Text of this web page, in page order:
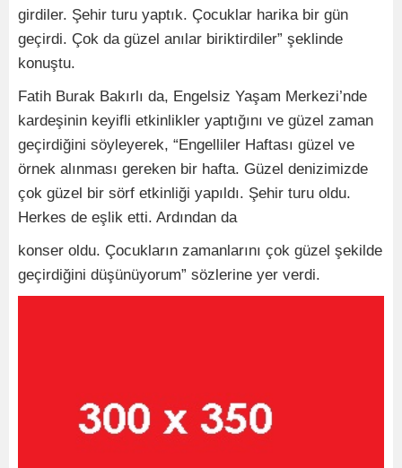
girdiler. Şehir turu yaptık. Çocuklar harika bir gün
geçirdi. Çok da güzel anılar biriktirdiler” şeklinde
konuştu.
Fatih Burak Bakırlı da, Engelsiz Yaşam Merkezi’nde
kardeşinin keyifli etkinlikler yaptığını ve güzel zaman
geçirdiğini söyleyerek, “Engelliler Haftası güzel ve
örnek alınması gereken bir hafta. Güzel denizimizde
çok güzel bir sörf etkinliği yapıldı. Şehir turu oldu.
Herkes de eşlik etti. Ardından da
konser oldu. Çocukların zamanlarını çok güzel şekilde
geçirdiğini düşünüyorum” sözlerine yer verdi.